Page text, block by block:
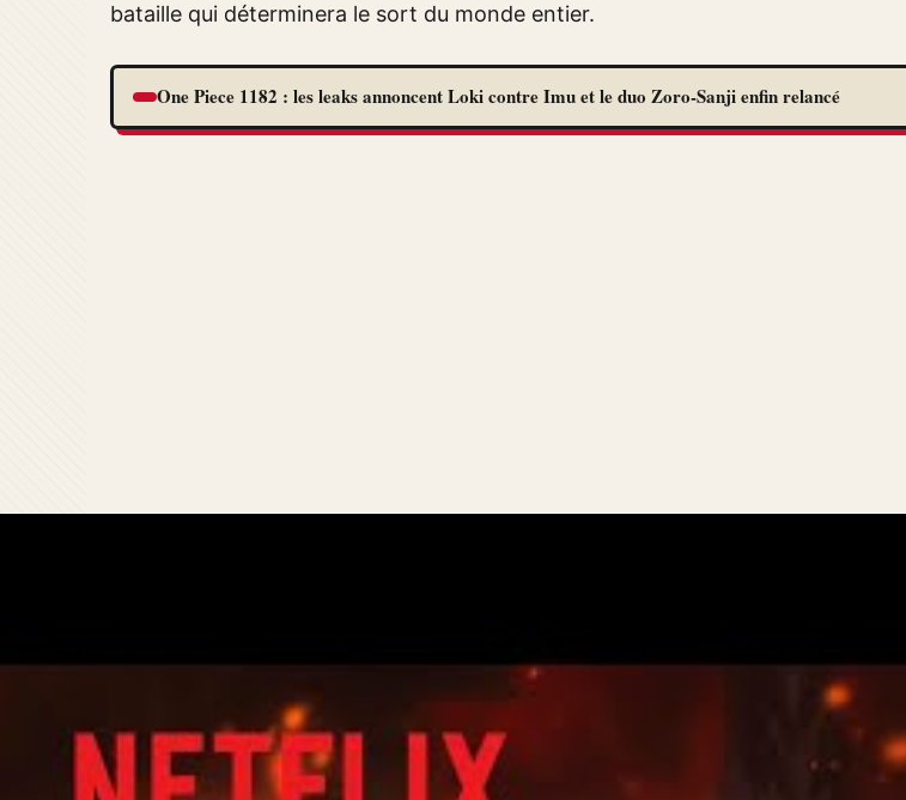
bataille qui déterminera le sort du monde entier.
One Piece 1182 : les leaks annoncent Loki contre Imu et le duo Zoro-Sanji enfin relancé